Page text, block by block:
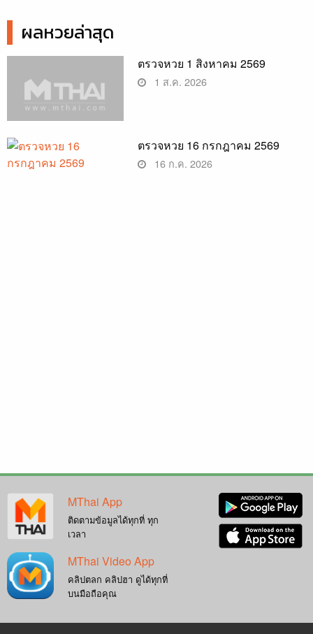
ผลหวยล่าสุด
ตรวจหวย 1 สิงหาคม 2569
1 ส.ค. 2026
ตรวจหวย 16 กรกฎาคม 2569
16 ก.ค. 2026
MThai App
ติดตามข้อมูลได้ทุกที่ ทุก
เวลา
MThai Video App
คลิปตลก คลิปฮา ดูได้ทุกที่
บนมือถือคุณ